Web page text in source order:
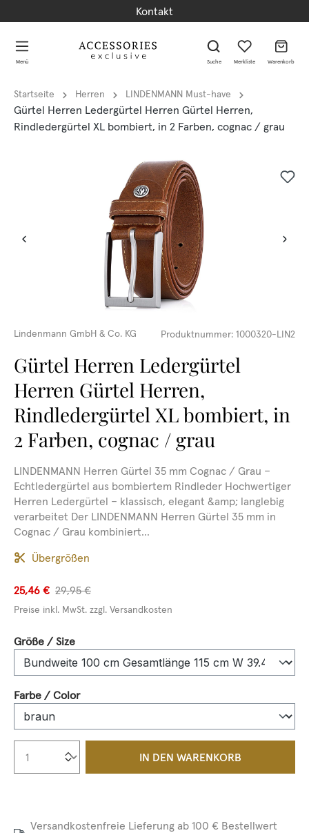
Kontakt
Menü Suche Merkliste Warenkorb
Startseite Herren LINDENMANN Must-have
Gürtel Herren Ledergürtel Herren Gürtel Herren,
Rindledergürtel XL bombiert, in 2 Farben, cognac / grau
Lindenmann GmbH & Co. KG Produktnummer: 1000320-LIN2
Gürtel Herren Ledergürtel
Herren Gürtel Herren,
Rindledergürtel XL bombiert, in
2 Farben, cognac / grau
LINDENMANN Herren Gürtel 35 mm Cognac / Grau –
Echtledergürtel aus bombiertem Rindleder Hochwertiger
Herren Ledergürtel – klassisch, elegant &amp; langlebig
verarbeitet Der LINDENMANN Herren Gürtel 35 mm in
Cognac / Grau kombiniert...
Übergrößen
25,46 € 29,95 €
Preise inkl. MwSt. zzgl. Versandkosten
Größe / Sizeauswählen
Farbe / Colorauswählen
Produkt Anzahl: Gib den
IN DEN WARENKORB
Versandkostenfreie Lieferung ab 100 € Bestellwert